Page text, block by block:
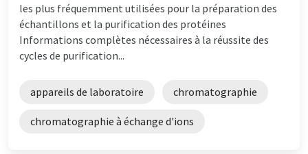
les plus fréquemment utilisées pour la préparation des
échantillons et la purification des protéines
Informations complètes nécessaires à la réussite des
cycles de purification...
appareils de laboratoire chromatographie
chromatographie à échange d'ions